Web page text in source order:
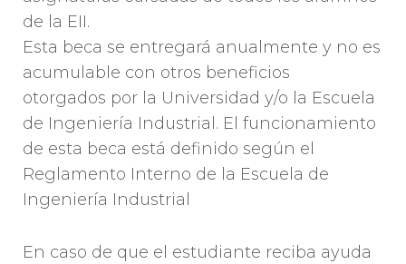
de la EII.
Esta beca se entregará anualmente y no es
acumulable con otros beneficios
otorgados por la Universidad y/o la Escuela
de Ingeniería Industrial. El funcionamiento
de esta beca está definido según el
Reglamento Interno de la Escuela de
Ingeniería Industrial
En caso de que el estudiante reciba ayuda